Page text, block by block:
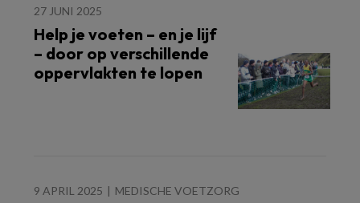
27 JUNI 2025
Help je voeten – en je lijf
– door op verschillende
oppervlakten te lopen
9 APRIL 2025 MEDISCHE VOETZORG